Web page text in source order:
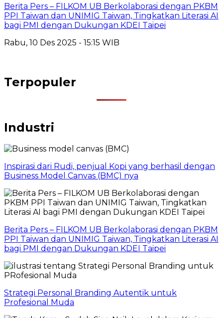
Berita Pers – FILKOM UB Berkolaborasi dengan PKBM
PPI Taiwan dan UNIMIG Taiwan, Tingkatkan Literasi AI
bagi PMI dengan Dukungan KDEI Taipei
Rabu, 10 Des 2025 - 15:15 WIB
Terpopuler
Industri
Inspirasi dari Rudi, penjual Kopi yang berhasil dengan
Business Model Canvas (BMC) nya
Berita Pers – FILKOM UB Berkolaborasi dengan PKBM
PPI Taiwan dan UNIMIG Taiwan, Tingkatkan Literasi AI
bagi PMI dengan Dukungan KDEI Taipei
Strategi Personal Branding Autentik untuk
Profesional Muda